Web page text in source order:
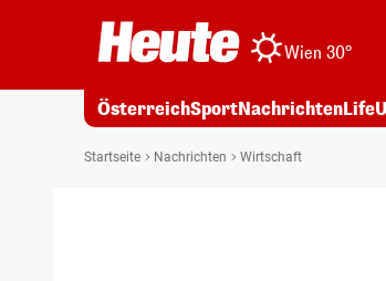
Wien 30°
ÖsterreichSportNachrichtenLife
Startseite Nachrichten Wirtschaft